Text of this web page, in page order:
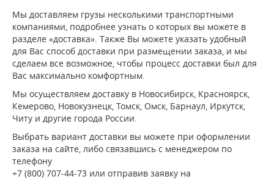
Мы доставляем грузы несколькими транспортными
компаниями, подробнее узнать о которых вы можете в
разделе «доставка». Также Вы можете указать удобный
для Вас способ доставки при размещении заказа, и мы
сделаем все возможное, чтобы процесс доставки был для
Вас максимально комфортным.
Мы осуществляем доставку в Новосибирск, Красноярск,
Кемерово, Новокузнецк, Томск, Омск, Барнаул, Иркутск,
Читу и другие города России.
Выбрать вариант доставки вы можете при оформлении
заказа на сайте, либо связавшись с менеджером по
телефону
+7 (800) 707-44-73 или отправив заявку на